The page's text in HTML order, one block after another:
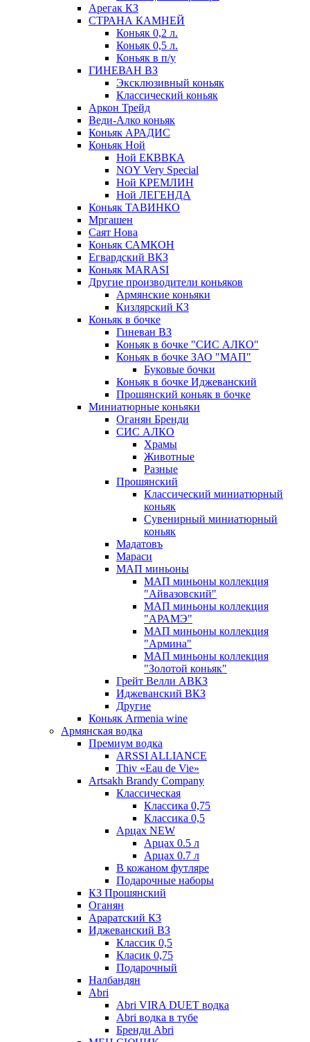
Арегак КЗ
СТРАНА КАМНЕЙ
Коньяк 0,2 л.
Коньяк 0,5 л.
Коньяк в п/у
ГИНЕВАН ВЗ
Эксклюзивный коньяк
Классический коньяк
Аркон Трейд
Веди-Алко коньяк
Коньяк АРАДИС
Коньяк Ной
Ной ЕКВВКА
NOY Very Special
Ной КРЕМЛИН
Ной ЛЕГЕНДА
Коньяк ТАВИНКО
Мргашен
Саят Нова
Коньяк САМКОН
Егвардский ВКЗ
Коньяк MARASI
Другие производители коньяков
Армянские коньяки
Кизлярский КЗ
Коньяк в бочке
Гиневан ВЗ
Коньяк в бочке "СИС АЛКО"
Коньяк в бочке ЗАО "МАП"
Буковые бочки
Коньяк в бочке Иджеванский
Прошянский коньяк в бочке
Миниатюрные коньяки
Оганян Бренди
СИС АЛКО
Храмы
Животные
Разные
Прошянский
Классический миниатюрный
коньяк
Сувенирный миниатюрный
коньяк
Мадатовъ
Мараси
МАП миньоны
МАП миньоны коллекция
"Айвазовский"
МАП миньоны коллекция
"АРАМЭ"
МАП миньоны коллекция
"Армина"
МАП миньоны коллекция
"Золотой коньяк"
Грейт Велли АВКЗ
Иджеванский ВКЗ
Другие
Коньяк Armenia wine
Армянская водка
Премиум водка
ARSSI ALLIANCE
Thiv «Eau de Vie»
Artsakh Brandy Company
Классическая
Классика 0,75
Классика 0,5
Арцах NEW
Арцах 0.5 л
Арцах 0.7 л
В кожаном футляре
Подарочные наборы
КЗ Прошянский
Оганян
Араратский КЗ
Иджеванский ВЗ
Классик 0,5
Класик 0,75
Подарочный
Налбандян
Abri
Abri VIRA DUET водка
Abri водка в тубе
Бренди Abri